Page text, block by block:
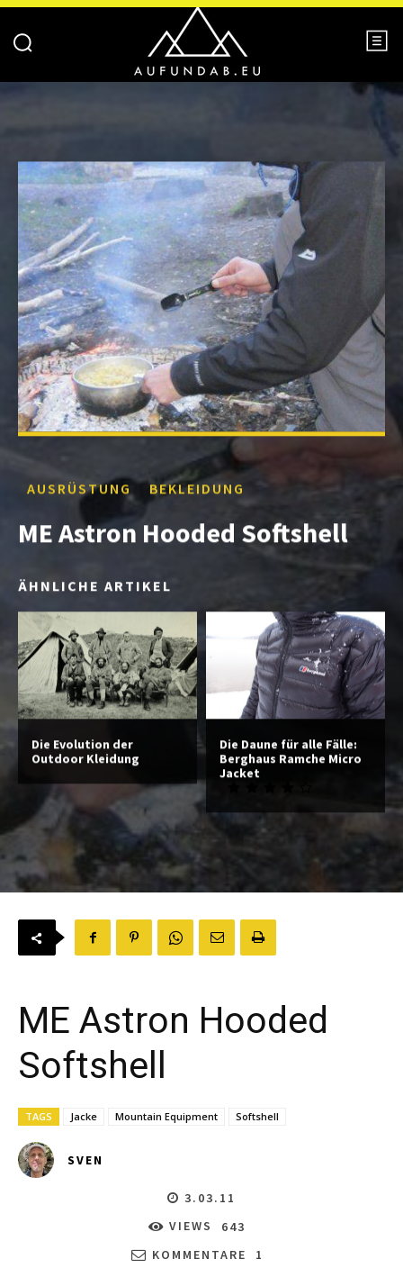
AUSRÜSTUNG BEKLEIDUNG
ME Astron Hooded Softshell
ÄHNLICHE ARTIKEL
Die Evolution der
Outdoor Kleidung
Die Daune für alle Fälle:
Berghaus Ramche Micro
Jacket
ME Astron Hooded
Softshell
TAGS Jacke Mountain Equipment Softshell
SVEN
3.03.11
VIEWS
643
KOMMENTARE
1